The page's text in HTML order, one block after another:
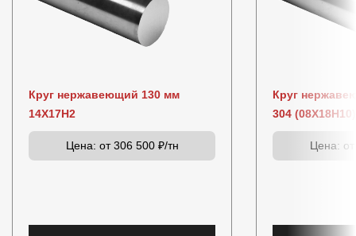
Круг нержавеющий 130 мм
14Х17Н2
Цена: от 306 500 ₽/тн
Круг
304 (08Х18Н10)
Цена: